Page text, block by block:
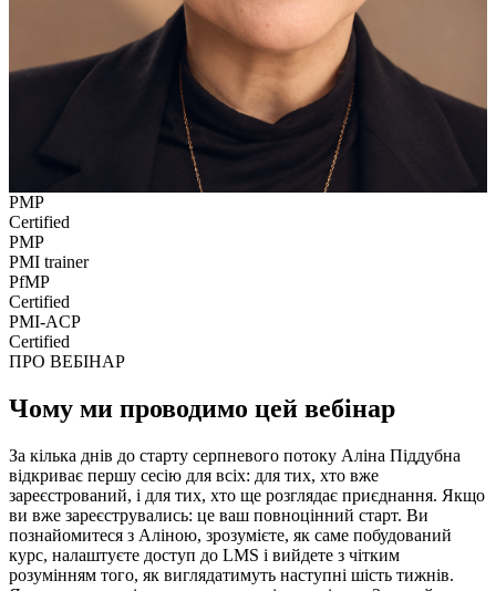
PMP
Certified
PMP
PMI trainer
PfMP
Certified
PMI-ACP
Certified
ПРО ВЕБІНАР
Чому ми проводимо цей вебінар
За кілька днів до старту серпневого потоку Аліна Піддубна
відкриває першу сесію для всіх: для тих, хто вже
зареєстрований, і для тих, хто ще розглядає приєднання. Якщо
ви вже зареєструвались: це ваш повноцінний старт. Ви
познайомитеся з Аліною, зрозумієте, як саме побудований
курс, налаштуєте доступ до LMS і вийдете з чітким
розумінням того, як виглядатимуть наступні шість тижнів.